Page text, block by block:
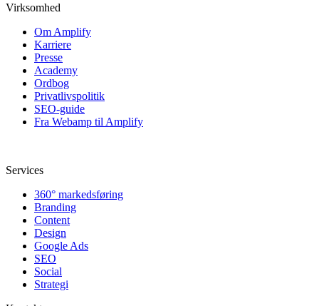
Virksomhed
Om Amplify
Karriere
Presse
Academy
Ordbog
Privatlivspolitik
SEO-guide
Fra Webamp til Amplify
Services
360° markedsføring
Branding
Content
Design
Google Ads
SEO
Social
Strategi